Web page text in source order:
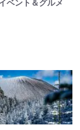
ベント＆グルメ